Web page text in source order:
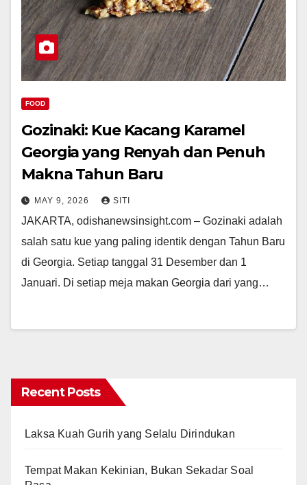
FOOD
Gozinaki: Kue Kacang Karamel
Georgia yang Renyah dan Penuh
Makna Tahun Baru
MAY 9, 2026 SITI
JAKARTA, odishanewsinsight.com – Gozinaki adalah
salah satu kue yang paling identik dengan Tahun Baru
di Georgia. Setiap tanggal 31 Desember dan 1
Januari. Di setiap meja makan Georgia dari yang…
Recent Posts
Laksa Kuah Gurih yang Selalu Dirindukan
Tempat Makan Kekinian, Bukan Sekadar Soal